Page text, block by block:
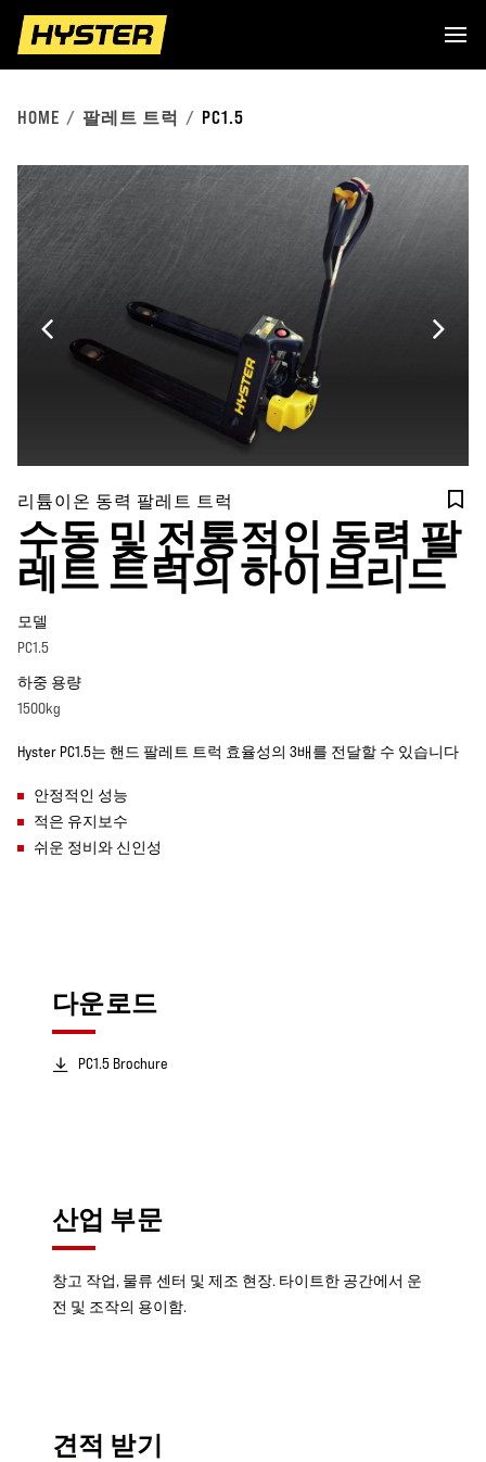
HOME 팔레트 트럭 PC1.5
리튬이온 동력 팔레트 트럭
수동 및 전통적인 동력 팔
레트 트럭의 하이브리드
모델
PC1.5
하중 용량
1500kg
Hyster PC1.5는 핸드 팔레트 트럭 효율성의 3배를 전달할 수 있습니다
안정적인 성능
적은 유지보수
쉬운 정비와 신인성
다운로드
PC1.5 Brochure
산업 부문
창고 작업, 물류 센터 및 제조 현장. 타이트한 공간에서 운
전 및 조작의 용이함.
견적 받기